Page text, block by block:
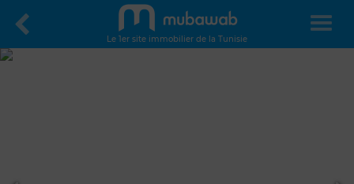
Le 1er site immobilier de la Tunisie